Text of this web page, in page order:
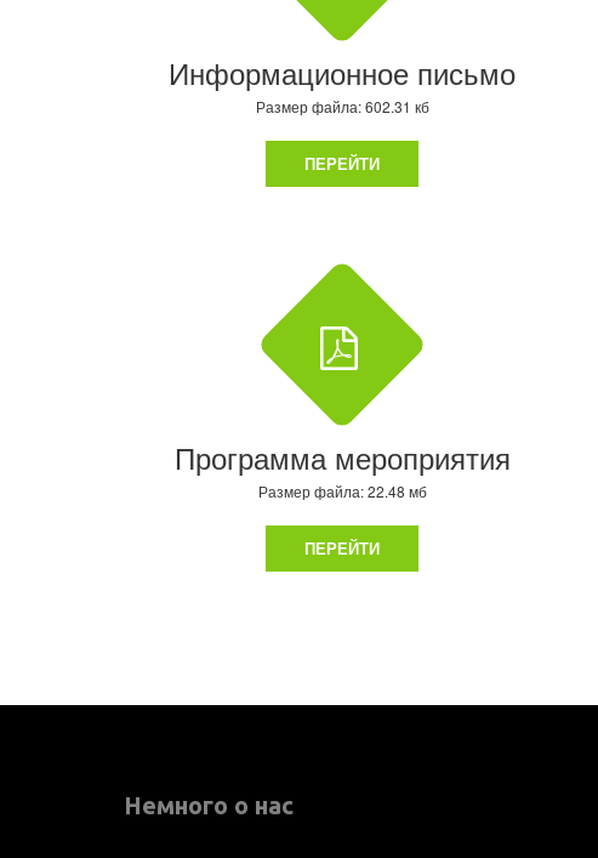
Информационное письмо
Размер файла: 602.31 кб
ПЕРЕЙТИ
Программа мероприятия
Размер файла: 22.48 мб
ПЕРЕЙТИ
Немного о нас